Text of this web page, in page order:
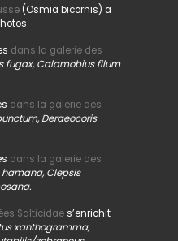
(Osmia bicornis) a
dans la galerie des
fugax, Calamobius filum
dans la galerie des
Deraeocoris
dans la galerie des
Clepsis
Salticidaes’enrichit
xanthogramma,